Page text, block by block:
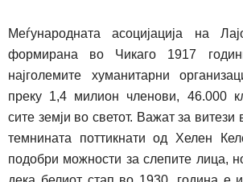
Меѓународната асоцијација на
формирана во Чикаго 1917
најголемите хуманитарни
преку 1,4 милион членови, 46.000
сите земји во светот. Важат за витези
темнината поттикнати од Хелен
подобри можности за слепите лица,